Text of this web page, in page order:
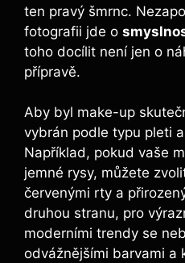
ten pravý šmrnc.
fotografii jde o
toho docílit není jen o
přípravě.
Aby byl make-up
vybrán podle typu pleti
Například, pokud vaše
jemné rysy, můžete
červenými rty a
druhou stranu, pro
moderními trendy se
odvážnějšími barvami a